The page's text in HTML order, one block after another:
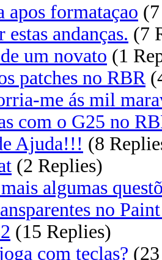
apos formataçao
andanças. (7
um novato (1
patches no RBR
me ás mil
com o G25 no
Ajuda!!! (8
(2 Replies)
algumas
no
(15 Replies)
com teclas?